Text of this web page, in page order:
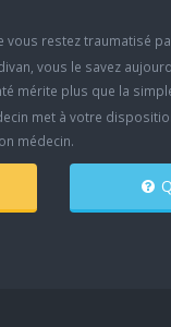
vous restez traumatisé
vous le savez
mérite plus que la
met à votre
médecin.